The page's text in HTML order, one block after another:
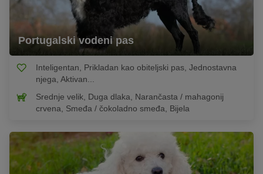
Portugalski vodeni pas
Inteligentan, Prikladan kao obiteljski pas, Jednostavna
njega, Aktivan...
Srednje velik, Duga dlaka, Narančasta / mahagonij
crvena, Smeđa / čokoladno smeđa, Bijela